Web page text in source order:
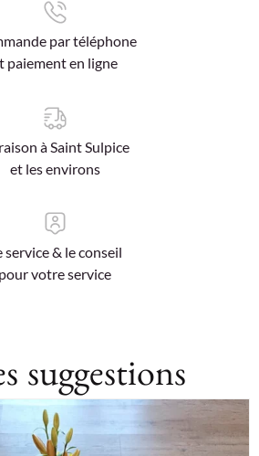
par téléphone
paiement en ligne
à Saint Sulpice
et les environs
service & le conseil
pour votre service
suggestions